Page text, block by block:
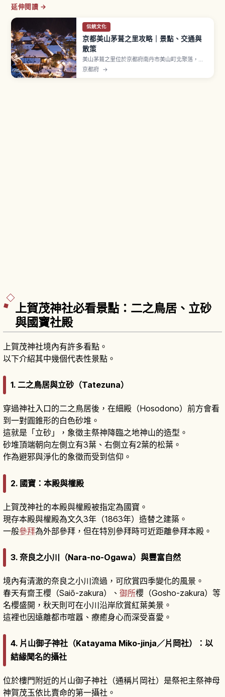
延伸閱讀 →
伝統文化
京都美山茅葺之里攻略｜景點、交通與
散策
美山茅葺之里位於京都府南丹市美山町北聚落，約
有50戶其中39棟為茅葺屋頂民宅。現存最古老的建
物相傳建於江戶時代中期，屬「北山型民家」入母
京都府 →
上賀茂神社必看景點：二之鳥居、立砂
與國寶社殿
上賀茂神社境內有許多看點。
以下介紹其中幾個代表性景點。
1. 二之鳥居與立砂（Tatezuna）
穿過神社入口的二之鳥居後，在細殿（Hosodono）前方會看
到一對圓錐形的白色砂堆。
這就是「立砂」，象徵主祭神降臨之地神山的造型。
砂堆頂端朝向左側立有3葉、右側立有2葉的松葉。
作為避邪與淨化的象徵而受到信仰。
2. 國寶：本殿與權殿
上賀茂神社的本殿與權殿被指定為國寶。
現存本殿與權殿為文久3年（1863年）造替之建築。
一般參拜為外部參拜，但在特別參拜時可近距離參拜本殿。
3. 奈良之小川（Nara-no-Ogawa）與豐富自然
境內有清澈的奈良之小川流過，可欣賞四季變化的風景。
春天有齋王櫻（Saiō-zakura）、 御所櫻（Gosho-zakura）等
名櫻盛開，秋天則可在小川沿岸欣賞紅葉美景。
這裡也因遠離都市喧囂、療癒身心而深受喜愛。
4. 片山御子神社（Katayama Miko-jinja／片岡社）：以
結緣聞名的攝社
位於樓門附近的片山御子神社（通稱片岡社）是祭祀主祭神母
神賀茂玉依比賣命的第一攝社。